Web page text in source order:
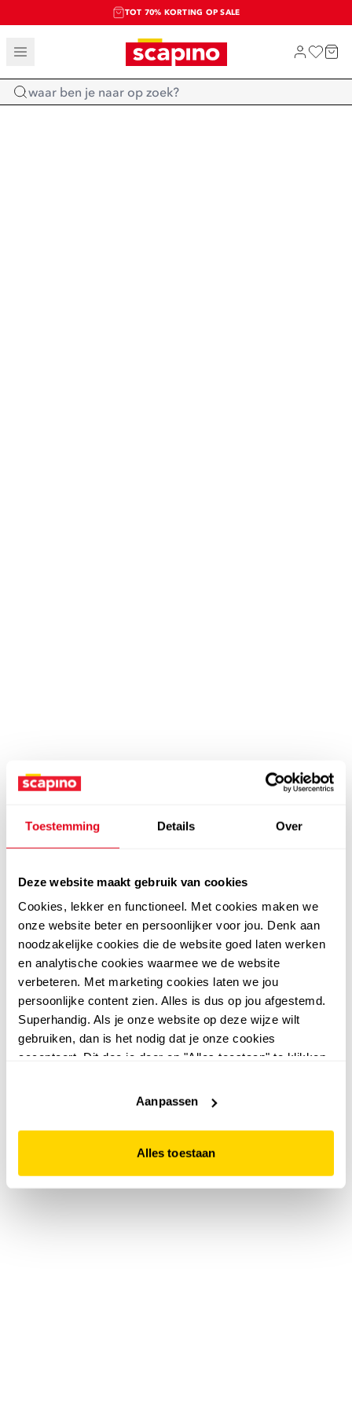
Toestemming Details Over
Deze website maakt gebruik van cookies
Cookies, lekker en functioneel. Met cookies maken we
onze website beter en persoonlijker voor jou. Denk aan
noodzakelijke cookies die de website goed laten werken
en analytische cookies waarmee we de website
verbeteren. Met marketing cookies laten we jou
persoonlijke content zien. Alles is dus op jou afgestemd.
Superhandig. Als je onze website op deze wijze wilt
gebruiken, dan is het nodig dat je onze cookies
accepteert. Dit doe je door op "Alles toestaan" te klikken.
website niet optimaal functioneert.
Aanpassen
Alles toestaan
TOT 70% KORTING OP SALE
SALE: LAATSTE KANS!
SHOP NIEUW
Home